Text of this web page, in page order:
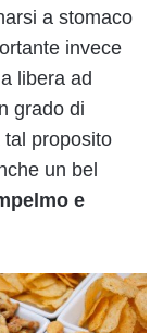
a stomaco
invece
libera ad
grado di
tal proposito
un bel
e